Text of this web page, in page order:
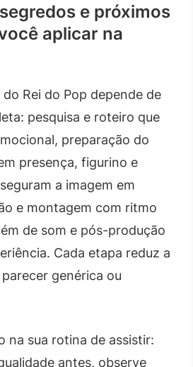
e próximos
aplicar na
Rei do Pop depende de
pesquisa e roteiro que
preparação do
presença, figurino e
a imagem em
e montagem com ritmo
de som e pós-produção
Cada etapa reduz a
genérica ou
na sua rotina de assistir:
antes, observe